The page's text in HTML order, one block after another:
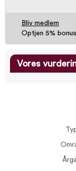
Bliv medlem
Optjen 5% bonus
Vores